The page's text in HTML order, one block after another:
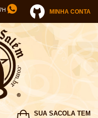
MINHA CONTA
SUA SACOLA TEM